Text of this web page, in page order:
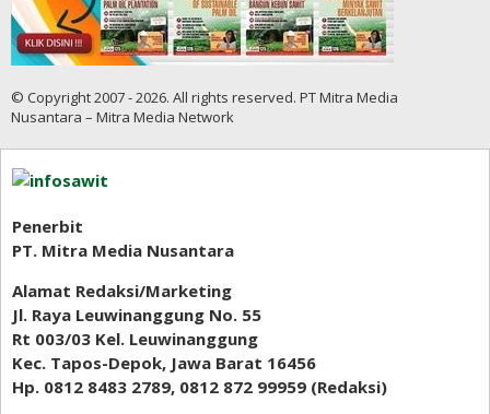
© Copyright 2007 - 2026. All rights reserved. PT Mitra Media
Nusantara – Mitra Media Network
Penerbit
PT. Mitra Media Nusantara
Alamat Redaksi/Marketing
Jl. Raya Leuwinanggung No. 55
Rt 003/03 Kel. Leuwinanggung
Kec. Tapos-Depok, Jawa Barat 16456
Hp. 0812 8483 2789, 0812 872 99959 (Redaksi)